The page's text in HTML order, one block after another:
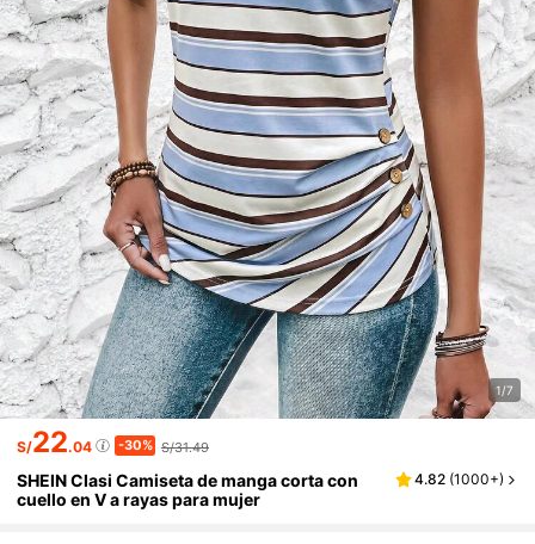
1/7
S/22.04 -30% S/31.49
SHEIN Clasi Camiseta de manga corta con
cuello en V a rayas para mujer
4.82 (1000+)